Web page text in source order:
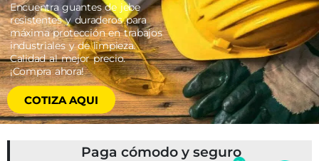
Encuentra guantes de jebe
resistentes y duraderos para
máxima protección en trabajos
industriales y de limpieza.
Calidad al mejor precio.
¡Compra ahora!
COTIZA AQUI
Paga cómodo y seguro